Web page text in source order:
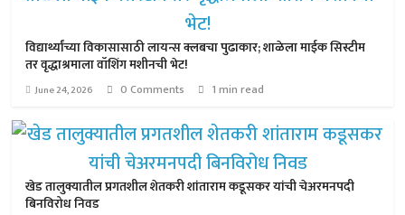
विद्यार्थ्यांच्या विकासासाठी लायन्स क्लबचा पुढाकार; शाळेला माईक सिस्टीम
तर वृद्धाश्रमाला वॉशिंग मशीनची भेट!
June 24, 2026 0 Comments 1 min read
खेड तालुक्यातील प्रगतशील शेतकरी शांताराम कडूसकर यांची चेअरमनपदी
बिनविरोध निवड